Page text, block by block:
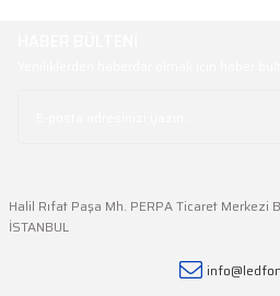
Halil Rıfat Paşa Mh. PERPA Ticaret Merkezi
İSTANBUL